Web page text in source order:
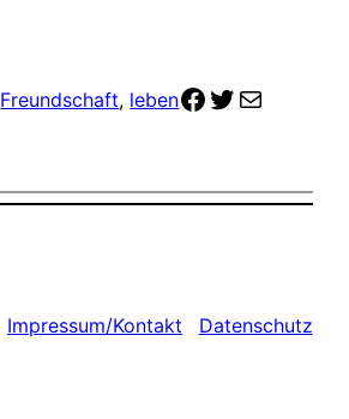
Freundschaft, lebenzur Facebook-Seite
zum Twitter Profilmeine email
Impressum/Kontakt Datenschutz